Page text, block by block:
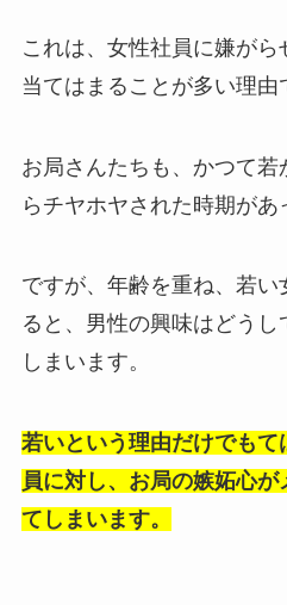
これは、女性社員に嫌が
当てはまることが多い理由
お局さんたちも、かつて
らチヤホヤされた時期があ
ですが、年齢を重ね、若い
ると、男性の興味はどう
しまいます。
若いという理由だけでも
員に対し、お局の嫉妬心
てしまいます。